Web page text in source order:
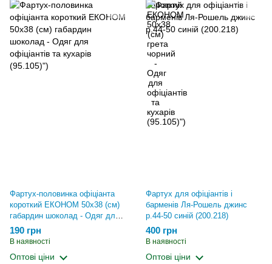
Фартух-половинка офіціанта
короткий ЕКОНОМ 50x38 (см)
габардин шоколад - Одяг для
офіціантів та кухарів (95.105)")
190 грн
В наявності
Оптові ціни
Фартух для офіціантів і
барменів Ля-Рошель джинс
р.44-50 синій (200.218)
400 грн
В наявності
Оптові ціни